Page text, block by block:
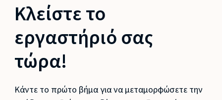
Κλείστε το
εργαστήριό σας
τώρα!
Κάντε το πρώτο βήμα για να μεταμορφώσετε την